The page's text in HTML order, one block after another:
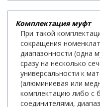
Комплектация муфт
При такой
сокращения
диапазонности (одна
сразу на несколько
универсальности к
(алюминиевая или
комплектацию либо с
соединителями,